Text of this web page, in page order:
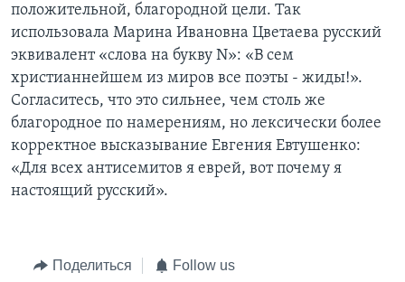
положительной, благородной цели. Так
использовала Марина Ивановна Цветаева русский
эквивалент «слова на букву N»: «В сем
христианнейшем из миров все поэты - жиды!».
Согласитесь, что это сильнее, чем столь же
благородное по намерениям, но лексически более
корректное высказывание Евгения Евтушенко:
«Для всех антисемитов я еврей, вот почему я
настоящий русский».
Поделиться Follow us